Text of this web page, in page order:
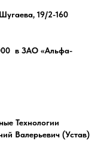
19/2-160
в ЗАО «Альфа-
Технологии
Валерьевич (Устав)